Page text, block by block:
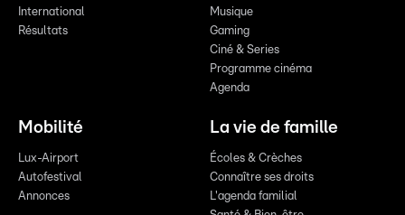
International
Résultats
Musique
Gaming
Ciné & Series
Programme cinéma
Agenda
Mobilité
Lux-Airport
Autofestival
Annonces
La vie de famille
Écoles & Crèches
Connaître ses droits
L'agenda familial